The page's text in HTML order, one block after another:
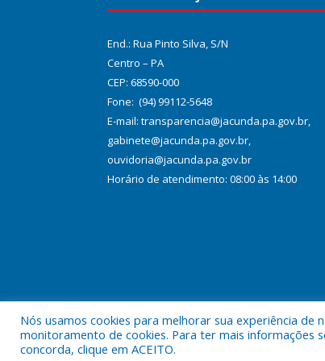
End.: Rua Pinto Silva, S/N
Centro – PA
CEP: 68590-000
Fone: (94) 99112-5648
E-mail: transparencia@jacunda.pa.gov.br,
gabinete@jacunda.pa.gov.br,
ouvidoria@jacunda.pa.gov.br
Horário de atendimento: 08:00 às 14:00
Todos os direitos reservados a Prefeitura
Nós usamos cookies para melhorar sua experiência
monitoramento de cookies. Para ter mais informações
concorda, clique em ACEITO.